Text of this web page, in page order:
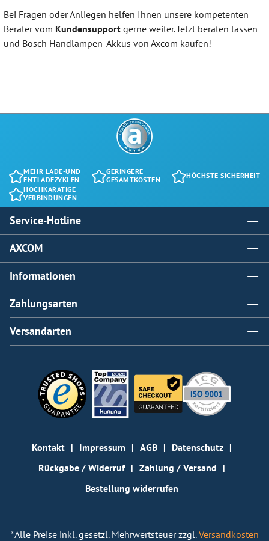
Bei Fragen oder Anliegen helfen Ihnen unsere kompetenten
Berater vom Kundensupport gerne weiter. Jetzt beraten lassen
und Bosch Handlampen-Akkus von Axcom kaufen!
MEHR LADE-UND
ENTLADEZYKLEN
GERINGERE
GESAMTKOSTEN
HÖCHSTE SICHERHEIT
HOCHKARÄTIGE
VERBINDUNGEN
Service-Hotline
AXCOM
Informationen
Zahlungsarten
Versandarten
Kontakt Impressum AGB
Datenschutz
Rückgabe / Widerruf
Zahlung / Versand
Bestellung widerrufen
*Alle Preise inkl. gesetzl. Mehrwertsteuer zzgl.Versandkosten